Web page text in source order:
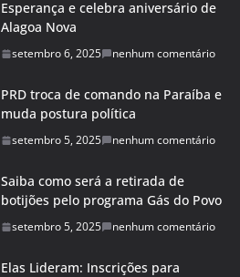
Esperança e celebra aniversário de
Alagoa Nova
setembro 6, 2025 nenhum comentário
PRD troca de comando na Paraíba e
muda postura política
setembro 5, 2025 nenhum comentário
Saiba como será a retirada de
botijões pelo programa Gás do Povo
setembro 5, 2025 nenhum comentário
Elas Lideram: Inscrições para